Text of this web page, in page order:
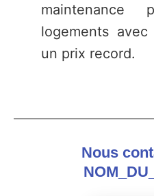
maintenance
logements
un prix record.
Nous